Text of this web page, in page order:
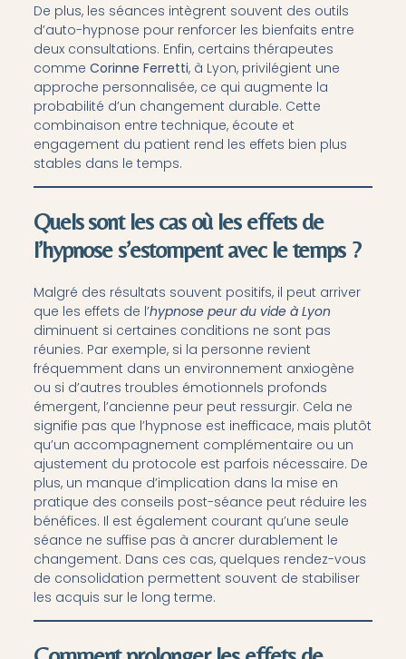
De plus, les séances intègrent souvent des outils
d’auto-hypnose pour renforcer les bienfaits entre
deux consultations. Enfin, certains thérapeutes
comme Corinne Ferretti, à Lyon, privilégient une
approche personnalisée, ce qui augmente la
probabilité d’un changement durable. Cette
combinaison entre technique, écoute et
engagement du patient rend les effets bien plus
stables dans le temps.
Quels sont les cas où les effets de
l’hypnose s’estompent avec le temps ?
Malgré des résultats souvent positifs, il peut arriver
que les effets de l’hypnose peur du vide à Lyon
diminuent si certaines conditions ne sont pas
réunies. Par exemple, si la personne revient
fréquemment dans un environnement anxiogène
ou si d’autres troubles émotionnels profonds
émergent, l’ancienne peur peut ressurgir. Cela ne
signifie pas que l’hypnose est inefficace, mais plutôt
qu’un accompagnement complémentaire ou un
ajustement du protocole est parfois nécessaire. De
plus, un manque d’implication dans la mise en
pratique des conseils post-séance peut réduire les
bénéfices. Il est également courant qu’une seule
séance ne suffise pas à ancrer durablement le
changement. Dans ces cas, quelques rendez-vous
de consolidation permettent souvent de stabiliser
les acquis sur le long terme.